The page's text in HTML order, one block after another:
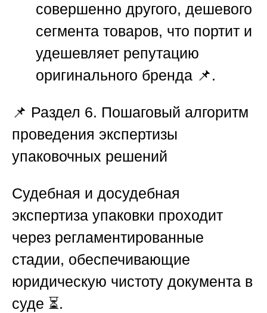
совершенно другого, дешевого
сегмента товаров, что портит и
удешевляет репутацию
оригинального бренда 📌.
📌 Раздел 6. Пошаговый алгоритм
проведения экспертизы
упаковочных решений
Судебная и досудебная
экспертиза упаковки проходит
через регламентированные
стадии, обеспечивающие
юридическую чистоту документа в
суде ⏳.